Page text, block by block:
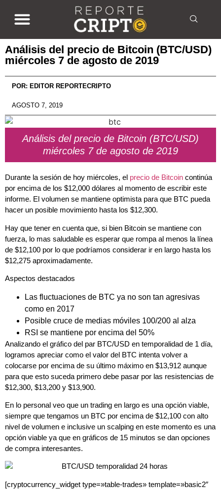
Análisis del precio de Bitcoin (BTC/USD)
miércoles 7 de agosto de 2019
POR: EDITOR REPORTECRIPTO
AGOSTO 7, 2019
Análisis del precio de Bitcoin (BTC/USD)
miércoles 7 de agosto de 2019
Durante la sesión de hoy miércoles, el precio de Bitcoin continúa
por encima de los $12,000 dólares al momento de escribir este
informe. El volumen se mantiene optimista para que BTC pueda
hacer un posible movimiento hasta los $12,300.
Hay que tener en cuenta que, si bien Bitcoin se mantiene con
fuerza, lo mas saludable es esperar que rompa al menos la línea
de $12,100 por lo que podríamos considerar ir en largo hasta los
$12,275 aproximadamente.
Aspectos destacados
Las fluctuaciones de BTC ya no son tan agresivas
como en 2017
Posible cruce de medias móviles 100/200 al alza
RSI se mantiene por encima del 50%
Analizando el gráfico del par BTC/USD en temporalidad de 1 día,
logramos apreciar como el valor del BTC intenta volver a
colocarse por encima de su último máximo en $13,912 aunque
para que esto suceda primero debe pasar por las resistencias de
$12,300, $13,200 y $13,900.
En lo personal veo que un trading en largo es una opción viable,
siempre que tengamos un BTC por encima de $12,100 con alto
nivel de volumen e inclusive un scalping en este momento es una
opción viable ya que en gráficos de 15 minutos se dan opciones
de compra interesantes.
[cryptocurrency_widget type=»table-trades» template=»basic2″